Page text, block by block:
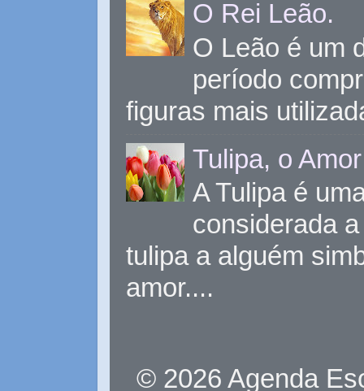
O Rei Leão.
O Leão é um
período
figuras mais
Tulipa, o
A Tulipa é
considerada
tulipa a alguém
amor....
© 2026 Agenda